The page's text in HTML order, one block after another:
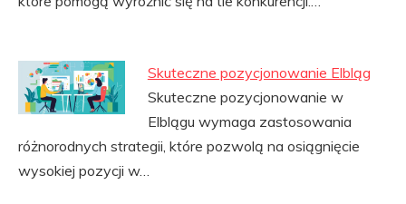
Skuteczne pozycjonowanie Elbląg
Skuteczne pozycjonowanie w
Elblągu wymaga zastosowania
różnorodnych strategii, które pozwolą na osiągnięcie
wysokiej pozycji w…